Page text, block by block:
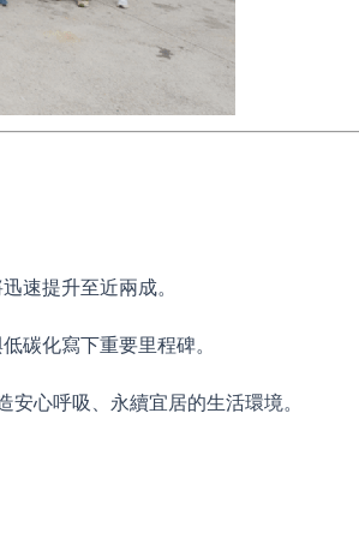
速提升至近兩成。
碳化寫下重要里程碑。
心呼吸、永續宜居的生活環境。